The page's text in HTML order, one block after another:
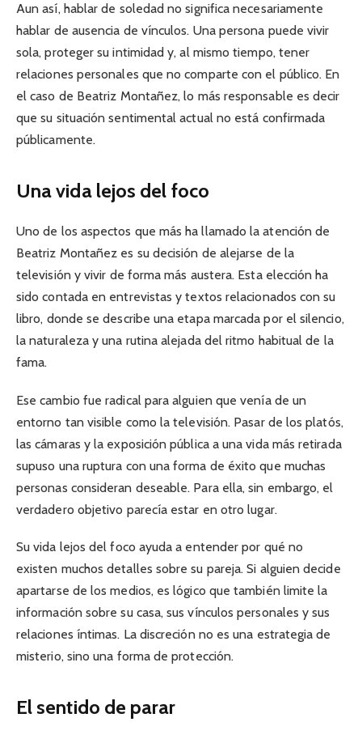
Aun así, hablar de soledad no significa necesariamente
hablar de ausencia de vínculos. Una persona puede vivir
sola, proteger su intimidad y, al mismo tiempo, tener
relaciones personales que no comparte con el público. En
el caso de Beatriz Montañez, lo más responsable es decir
que su situación sentimental actual no está confirmada
públicamente.
Una vida lejos del foco
Uno de los aspectos que más ha llamado la atención de
Beatriz Montañez es su decisión de alejarse de la
televisión y vivir de forma más austera. Esta elección ha
sido contada en entrevistas y textos relacionados con su
libro, donde se describe una etapa marcada por el silencio,
la naturaleza y una rutina alejada del ritmo habitual de la
fama.
Ese cambio fue radical para alguien que venía de un
entorno tan visible como la televisión. Pasar de los platós,
las cámaras y la exposición pública a una vida más retirada
supuso una ruptura con una forma de éxito que muchas
personas consideran deseable. Para ella, sin embargo, el
verdadero objetivo parecía estar en otro lugar.
Su vida lejos del foco ayuda a entender por qué no
existen muchos detalles sobre su pareja. Si alguien decide
apartarse de los medios, es lógico que también limite la
información sobre su casa, sus vínculos personales y sus
relaciones íntimas. La discreción no es una estrategia de
misterio, sino una forma de protección.
El sentido de parar